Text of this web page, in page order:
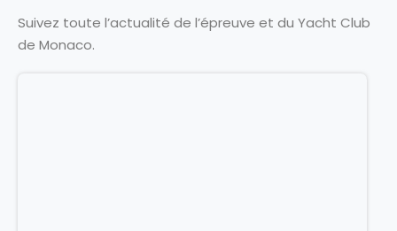
Suivez toute l’actualité de l’épreuve et du Yacht Club
de Monaco.